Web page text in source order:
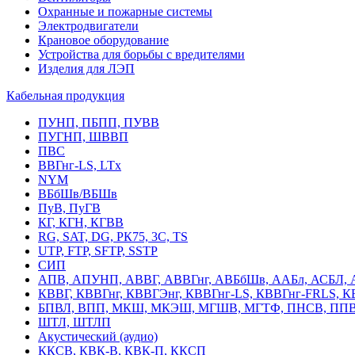
Охранные и пожарные системы
Электродвигатели
Крановое оборудование
Устройства для борьбы с вредителями
Изделия для ЛЭП
Кабельная продукция
ПУНП, ПБПП, ПУВВ
ПУГНП, ШВВП
ПВС
ВВГнг-LS, LTx
NYM
ВБбШв/ВБШв
ПуВ, ПуГВ
КГ, КГН, КГВВ
RG, SAT, DG, РК75, 3С, TS
UTP, FTP, SFTP, SSTP
СИП
АПВ, АПУНП, АВВГ, АВВГнг, АВБбШв, ААБл, АСБЛ,
КВВГ, КВВГнг, КВВГЭнг, КВВГнг-LS, КВВГнг-FRLS,
БПВЛ, ВПП, МКШ, МКЭШ, МГШВ, МГТФ, ПНСВ,
ШТЛ, ШТЛП
Акустический (аудио)
ККСВ, КВК-В, КВК-П, ККСП